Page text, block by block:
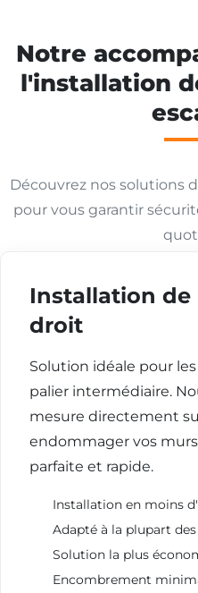
Notre
l'installation
Découvrez nos solutions
pour vous garantir
Installation de
droit
Solution idéale pour
palier intermédiaire.
mesure directement
endommager vos
parfaite et rapide.
Installation en moins
Adapté à la plupart
Solution la plus
Encombrement